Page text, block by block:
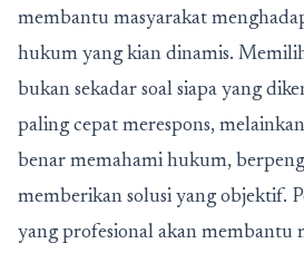
membantu masyarakat
hukum yang kian dinamis.
bukan sekadar soal siapa yang
paling cepat merespons,
benar memahami hukum,
memberikan solusi yang objektif.
yang profesional akan membantu